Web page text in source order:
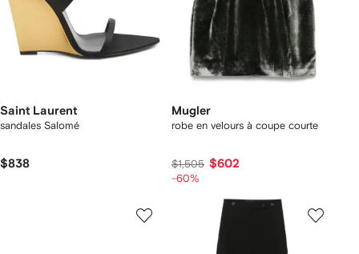
Saint Laurent
sandales Salomé
$838
Mugler
robe en velours à coupe courte
$1,505 $602
-60%